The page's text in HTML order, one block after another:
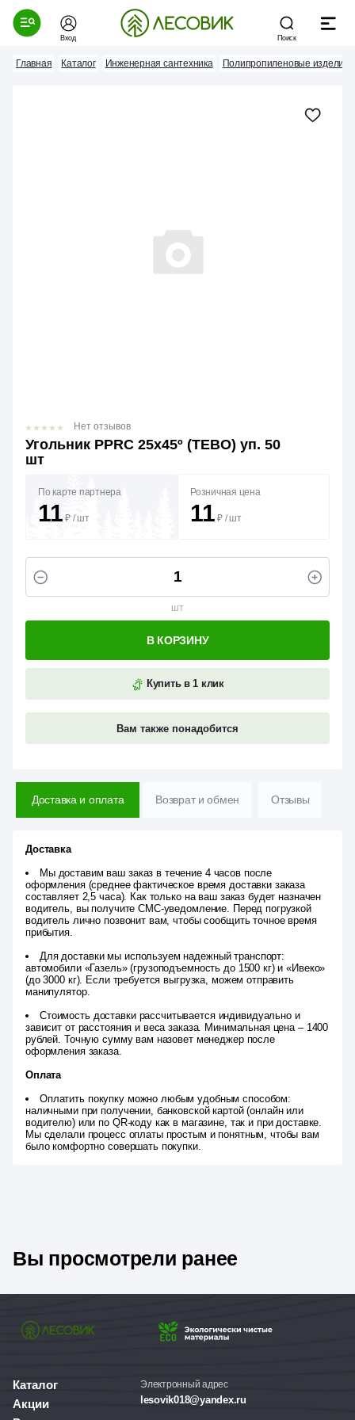
Вход Поиск
Главная Каталог Инженерная сантехника Полипропиленовые изделия
Угольник PPRC 25х45º (TEBO) уп. 50
шт
Нет отзывов
По карте партнера
11 ₽ /шт
Розничная цена
11 ₽ / шт
шт
Купить в 1 клик
Вам также понадобится
В КОРЗИНУ
Доставка и оплата Возврат и обмен Отзывы
Доставка
Мы доставим ваш заказ в течение 4 часов после
оформления (среднее фактическое время доставки заказа
составляет 2,5 часа). Как только на ваш заказ будет назначен
водитель, вы получите СМС-уведомление. Перед погрузкой
водитель лично позвонит вам, чтобы сообщить точное время
прибытия.
Для доставки мы используем надежный транспорт:
автомобили «Газель» (грузоподъемность до 1500 кг) и «Ивеко»
(до 3000 кг). Если требуется выгрузка, можем отправить
манипулятор.
Стоимость доставки рассчитывается индивидуально и
зависит от расстояния и веса заказа. Минимальная цена – 1400
рублей. Точную сумму вам назовет менеджер после
оформления заказа.
Оплата
Оплатить покупку можно любым удобным способом:
наличными при получении, банковской картой (онлайн или
водителю) или по QR-коду как в магазине, так и при доставке.
Мы сделали процесс оплаты простым и понятным, чтобы вам
было комфортно совершать покупки.
Вы просмотрели ранее
Каталог
Акции
Электронный адрес
lesovik018@yandex.ru